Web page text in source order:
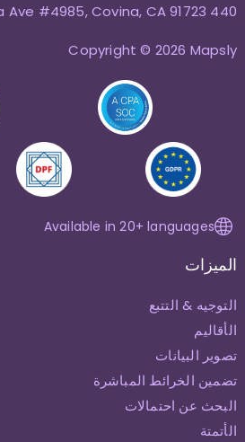
440 N Barranca Ave #4985, Covina, CA 91723
Copyright © 2026 Mapsly
Available in 20+ languages
الميزات
التوجيه & التتبع
الأقاليم
تصوير البيانات
تضمين الخرائط المباشرة
البحث عن احتمالات
الأتمتة